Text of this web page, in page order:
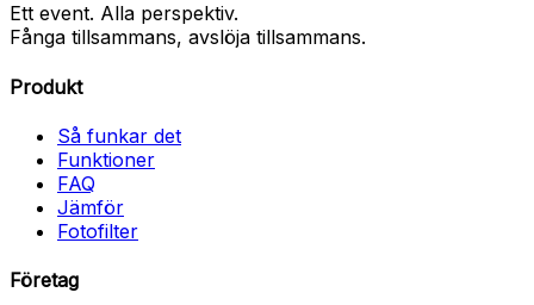
Ett event. Alla perspektiv.
Fånga tillsammans, avslöja tillsammans.
Produkt
Så funkar det
Funktioner
FAQ
Jämför
Fotofilter
Företag